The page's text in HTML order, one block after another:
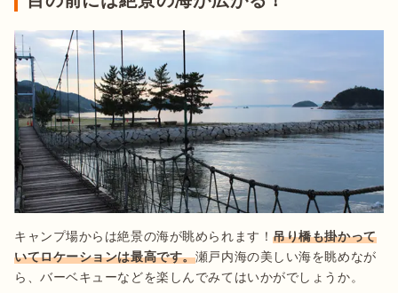
キャンプ場からは絶景の海が眺められます！吊り橋も掛かって
いてロケーションは最高です。瀬戸内海の美しい海を眺めなが
ら、バーベキューなどを楽しんでみてはいかがでしょうか。